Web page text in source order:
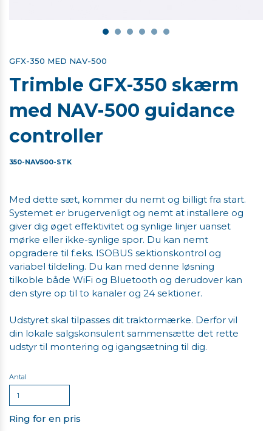
GFX-350 MED NAV-500
Trimble GFX-350 skærm
med NAV-500 guidance
controller
350-NAV500-STK
Med dette sæt, kommer du nemt og billigt fra start.
Systemet er brugervenligt og nemt at installere og
giver dig øget effektivitet og synlige linjer uanset
mørke eller ikke-synlige spor. Du kan nemt
opgradere til f.eks. ISOBUS sektionskontrol og
variabel tildeling. Du kan med denne løsning
tilkoble både WiFi og Bluetooth og derudover kan
den styre op til to kanaler og 24 sektioner.
Udstyret skal tilpasses dit traktormærke. Derfor vil
din lokale salgskonsulent sammensætte det rette
udstyr til montering og igangsætning til dig.
Antal
Ring for en pris